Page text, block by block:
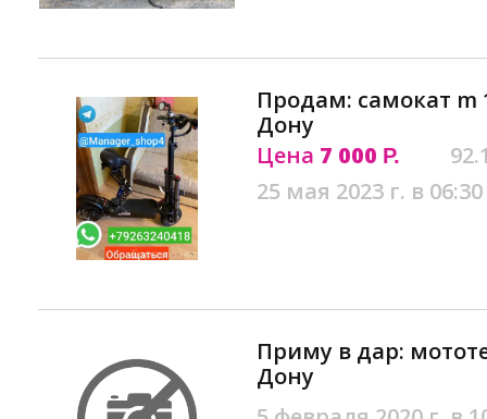
Продам: самокат m
Дону
Цена 7 000 Р.
25 мая 2023 г. в 06:30
Приму в дар:
Дону